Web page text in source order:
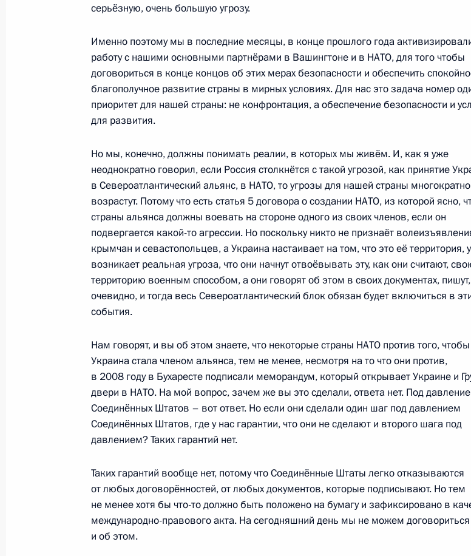
2 июля 2019 года, 12:30
Заседание Госсовета по вопросам развития сети автомобильных
дорог и обеспечения безопасности дорожного движения
26 июня 2019 года, 15:30
Ответы на вопросы журналистов
28 февраля 2019 года, 15:10
Расширенное заседание коллегии Министерства внутренних дел
28 февраля 2019 года, 14:30
Совещание с членами Правительства
Показать предыдущие материалы
Встреча с военнослужащими Военно-Морского Флота
26 июля 2026 года
серьёзную, очень большую угрозу.
Именно поэтому мы в последние месяцы, в конце прошлого года
работу с нашими основными партнёрами в Вашингтоне и в НАТО, для того чтобы
договориться в конце концов об этих мерах безопасности и обеспечить
благополучное развитие страны в мирных условиях. Для нас это задача номер
приоритет для нашей страны: не конфронтация, а обеспечение безопасности и
для развития.
Но мы, конечно, должны понимать реалии, в которых мы живём. И, как я уже
неоднократно говорил, если Россия столкнётся с такой угрозой, как принятие
в Североатлантический альянс, в НАТО, то угрозы для нашей страны многократно
возрастут. Потому что есть статья 5 договора о создании НАТО, из которой ясно,
страны альянса должны воевать на стороне одного из своих членов, если он
подвергается какой-то агрессии. Но поскольку никто не признаёт
крымчан и севастопольцев, а Украина настаивает на том, что это её территория,
возникает реальная угроза, что они начнут отвоёвывать эту, как они считают,
территорию военным способом, а они говорят об этом в своих документах,
очевидно, и тогда весь Североатлантический блок обязан будет включиться в
события.
Нам говорят, и вы об этом знаете, что некоторые страны НАТО против того, чтобы
Украина стала членом альянса, тем не менее, несмотря на то что они против,
в 2008 году в Бухаресте подписали меморандум, который открывает Украине и
двери в НАТО. На мой вопрос, зачем же вы это сделали, ответа нет. Под
Соединённых Штатов – вот ответ. Но если они сделали один шаг под давлением
Соединённых Штатов, где у нас гарантии, что они не сделают и второго шага под
давлением? Таких гарантий нет.
Таких гарантий вообще нет, потому что Соединённые Штаты легко отказываются
от любых договорённостей, от любых документов, которые подписывают. Но тем
не менее хотя бы что-то должно быть положено на бумагу и зафиксировано в
международно-правового акта. На сегодняшний день мы не можем договориться
и об этом.